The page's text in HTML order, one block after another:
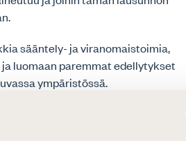
sääntely- ja viranomaistoimia,
luomaan paremmat edellytykset
ympäristössä.
selvää, että